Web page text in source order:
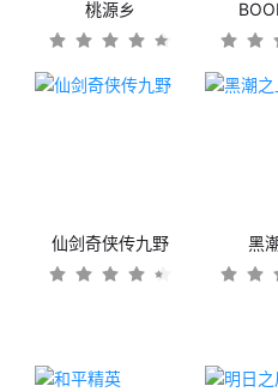
桃源乡
仙剑奇侠传九野 黑